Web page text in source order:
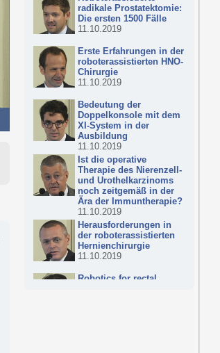
radikale Prostatektomie:
Die ersten 1500 Fälle
11.10.2019
Erste Erfahrungen in der
roboterassistierten HNO-
Chirurgie
11.10.2019
Bedeutung der
Doppelkonsole mit dem
XI-System in der
Ausbildung
11.10.2019
Ist die operative
Therapie des Nierenzell-
und Urothelkarzinoms
noch zeitgemäß in der
Ära der Immuntherapie?
11.10.2019
Herausforderungen in
der roboterassistierten
Hernienchirurgie
11.10.2019
Robotics for rectal